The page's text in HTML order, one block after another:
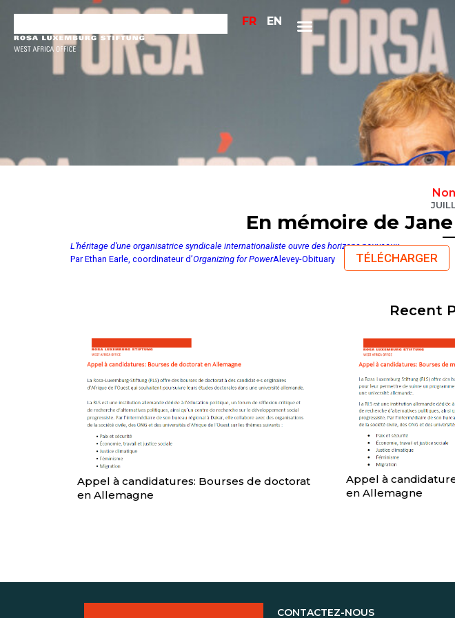
FR EN
En mémoire de
L’héritage d’une organisatrice syndicale internationaliste ouvre des horizons nouveaux
Par Ethan Earle, coordinateur d’Organizing for PowerAlevey-Obituary TÉLÉCHARGER
Recent
Appel à candidatures: Bourses de doctorat
en Allemagne
Appel à
en Allemagne
CONTACTEZ-NOUS